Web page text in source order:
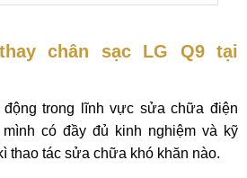
chân sạc LG Q9 tại
trong lĩnh vực sửa chữa điện
có đầy đủ kinh nghiệm và kỹ
thao tác sửa chữa khó khăn nào.